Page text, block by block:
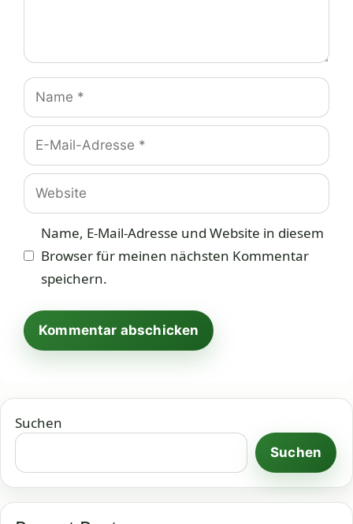
Name
E-
Mail-
Adresse
Website
Name, E-Mail-Adresse und Website in diesem
Browser für meinen nächsten Kommentar
speichern.
Suchen
Suchen